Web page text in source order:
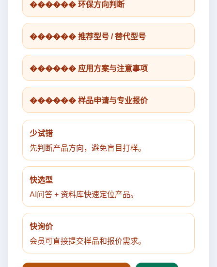
������ 环保方向判断
������ 推荐型号 / 替代型号
������ 应用方案与注意事项
������ 样品申请与专业报价
少试错
先判断产品方向，避免盲目打样。
快选型
AI问答 + 资料库快速定位产品。
快询价
会员可直接提交样品和报价需求。